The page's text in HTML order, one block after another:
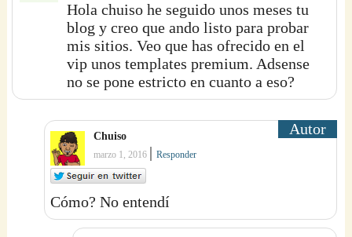
Hola chuiso he seguido unos meses tu
blog y creo que ando listo para probar
mis sitios. Veo que has ofrecido en el
vip unos templates premium. Adsense
no se pone estricto en cuanto a eso?
Chuiso
marzo 1, 2016 |Responder
Cómo? No entendí